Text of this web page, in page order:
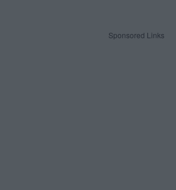
Sponsored Links